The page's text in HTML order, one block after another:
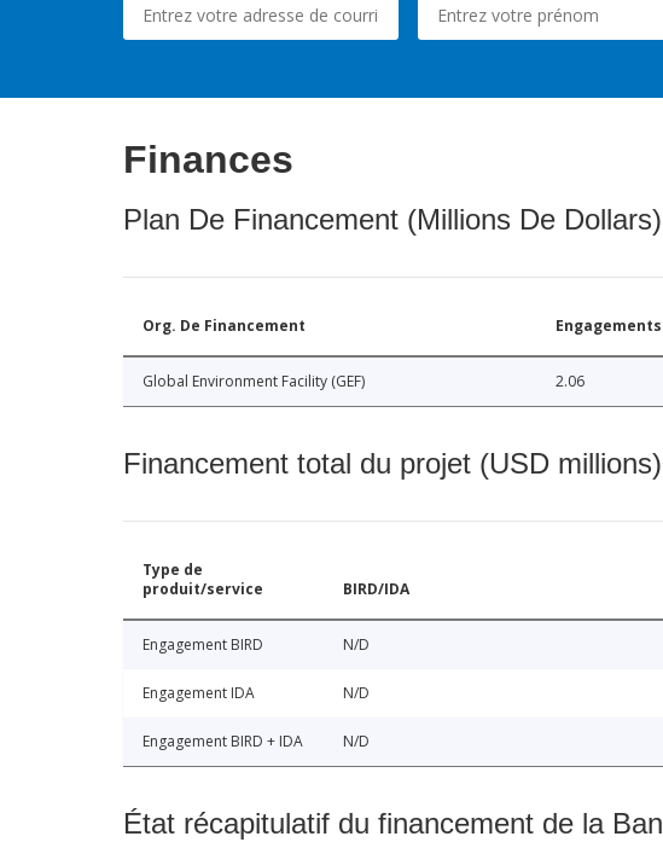
Finances
Plan De Financement (Millions De Dollars)
Org. De Financement Engagements
Global Environment Facility (GEF) 2.06
Financement total du projet (USD millions)
Type de
produit/service
BIRD/IDA
Engagement BIRD N/D
Engagement IDA N/D
Engagement BIRD + IDA N/D
État récapitulatif du financement de la